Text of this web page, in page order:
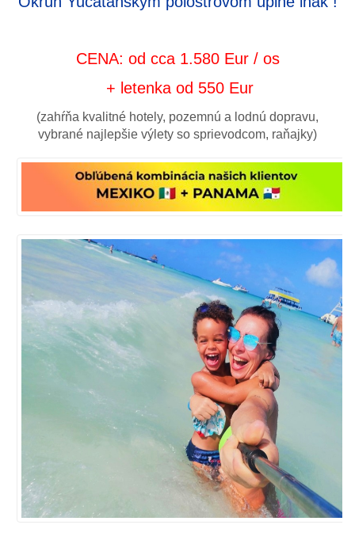
CENA: od cca 1.580 Eur / os
+ letenka od 550 Eur
(zahŕňa kvalitné hotely, pozemnú a lodnú dopravu,
vybrané najlepšie výlety so sprievodcom, raňajky)